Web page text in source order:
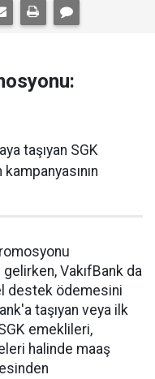
taşıyan SGK
VakıfBank da
destek ödemesini
taşıyan veya ilk
emeklileri,
halinde maaş